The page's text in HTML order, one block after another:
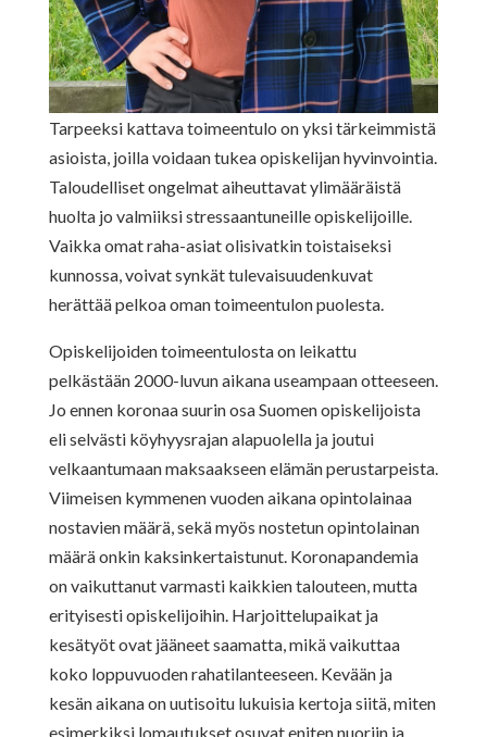
Tarpeeksi kattava toimeentulo on yksi tärkeimmistä
asioista, joilla voidaan tukea opiskelijan hyvinvointia.
Taloudelliset ongelmat aiheuttavat ylimääräistä
huolta jo valmiiksi stressaantuneille opiskelijoille.
Vaikka omat raha-asiat olisivatkin toistaiseksi
kunnossa, voivat synkät tulevaisuudenkuvat
herättää pelkoa oman toimeentulon puolesta.
Opiskelijoiden toimeentulosta on leikattu
pelkästään 2000-luvun aikana useampaan otteeseen.
Jo ennen koronaa suurin osa Suomen opiskelijoista
eli selvästi köyhyysrajan alapuolella ja joutui
velkaantumaan maksaakseen elämän perustarpeista.
Viimeisen kymmenen vuoden aikana opintolainaa
nostavien määrä, sekä myös nostetun opintolainan
määrä onkin kaksinkertaistunut. Koronapandemia
on vaikuttanut varmasti kaikkien talouteen, mutta
erityisesti opiskelijoihin. Harjoittelupaikat ja
kesätyöt ovat jääneet saamatta, mikä vaikuttaa
koko loppuvuoden rahatilanteeseen. Kevään ja
kesän aikana on uutisoitu lukuisia kertoja siitä, miten
esimerkiksi lomautukset osuvat eniten nuoriin ja